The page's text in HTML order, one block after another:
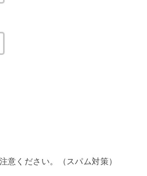
意ください。（スパム対策）